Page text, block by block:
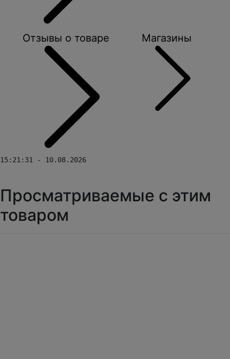
Отзывы о товаре Магазины
15:21:31 - 10.08.2026
Просматриваемые с этим
товаром